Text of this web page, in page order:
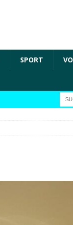
SPORT